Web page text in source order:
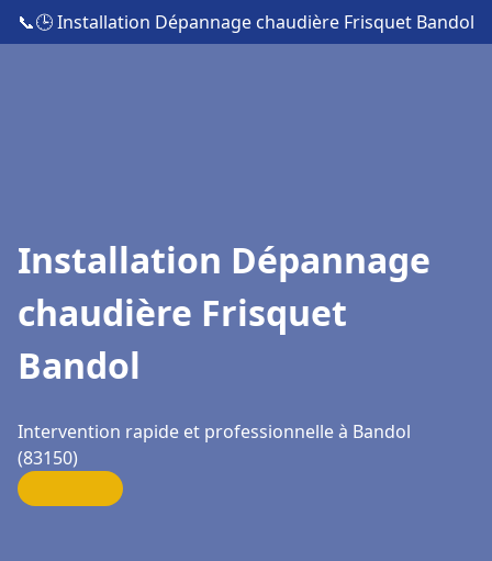
📞🕒 Installation Dépannage chaudière Frisquet Bandol
Installation Dépannage
chaudière Frisquet
Bandol
Intervention rapide et professionnelle à Bandol
(83150)